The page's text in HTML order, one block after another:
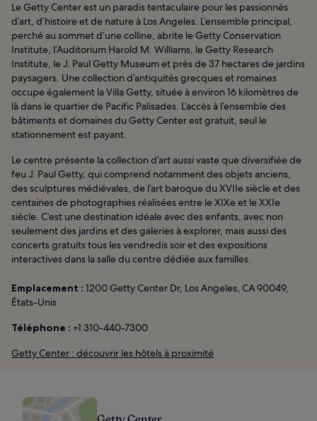
Le Getty Center est un paradis tentaculaire pour les passionnés
d’art, d’histoire et de nature à Los Angeles. L’ensemble principal,
perché au sommet d’une colline, abrite le Getty Conservation
Institute, l’Auditorium Harold M. Williams, le Getty Research
Institute, le J. Paul Getty Museum et près de 37 hectares de jardins
paysagers. Une collection d’antiquités grecques et romaines
occupe également la Villa Getty, située à environ 16 kilomètres de
là dans le quartier de Pacific Palisades. L’accès à l’ensemble des
bâtiments et domaines du Getty Center est gratuit, seul le
stationnement est payant.
Le centre présente la collection d’art aussi vaste que diversifiée de
feu J. Paul Getty, qui comprend notamment des objets anciens,
des sculptures médiévales, de l’art baroque du XVIIe siècle et des
centaines de photographies réalisées entre le XIXe et le XXIe
siècle. C’est une destination idéale avec des enfants, avec non
seulement des jardins et des galeries à explorer, mais aussi des
concerts gratuits tous les vendredis soir et des expositions
interactives dans la salle du centre dédiée aux familles.
Emplacement : 1200 Getty Center Dr, Los Angeles, CA 90049,
États-Unis
Téléphone : +1 310-440-7300
Getty Center : découvrir les hôtels à proximité